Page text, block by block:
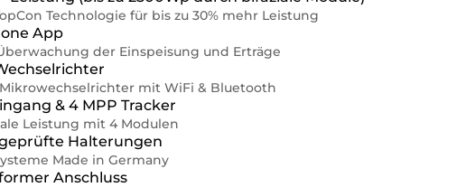
SETS
FLEXIBLEN
MODULEN
Technologie für bis zu 30% mehr Leistung
App
der Einspeisung und Erträge
mit WiFi & Bluetooth
& 4 MPP Tracker
Leistung mit 4 Modulen
Halterungen
Made in Germany
Anschluss